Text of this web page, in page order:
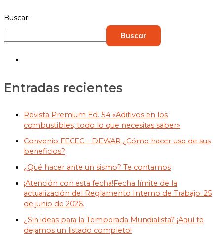
Buscar
Buscar
Entradas recientes
Revista Premium Ed. 54 «Aditivos en los
combustibles, todo lo que necesitas saber»
Convenio FECEC – DEWAR ¿Cómo hacer uso de sus
beneficios?
¿Qué hacer ante un sismo? Te contamos
¡Atención con esta fecha!Fecha límite de la
actualización del Reglamento Interno de Trabajo: 25
de junio de 2026.
¿Sin ideas para la Temporada Mundialista? ¡Aquí te
dejamos un listado completo!